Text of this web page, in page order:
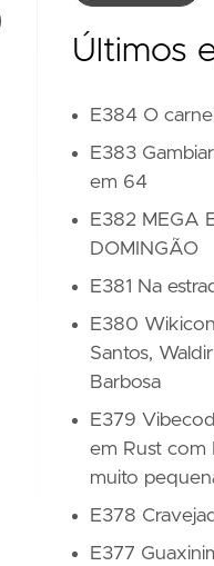
Últimos
E384 O
E383
em 64
E382 MEGA
DOMINGÃO
E381 Na
E380
Santos,
Barbosa
E379
em Rust com
muito
E378
E377